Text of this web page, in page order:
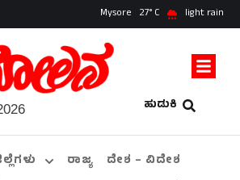
Mysore 27 light rain
ಹುಡುಕಿ
ರಾಜ್ಯ
ದೇಶ – ವಿದೇಶ